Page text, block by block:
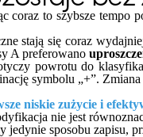
coraz to szybsze tempo
stają się coraz
A preferowano
powrotu do
symbolu „+”.
niskie zużycie i
nie jest
jedynie sposobu zapisu,